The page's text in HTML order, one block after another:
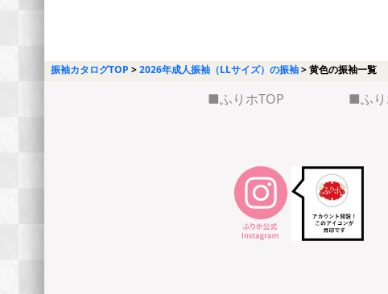
振袖カタログTOP 2026年成人振袖（LLサイズ）の振袖 黄色の振袖一覧
ふりホTOP ふ